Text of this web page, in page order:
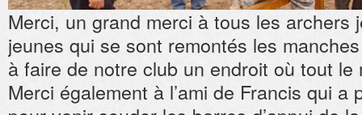
Merci, un grand merci à tous les archers
jeunes qui se sont remontés les
à faire de notre club un endroit où tout
Merci également à l’ami de Francis qui a